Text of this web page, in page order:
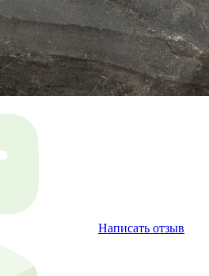
Написать отзыв